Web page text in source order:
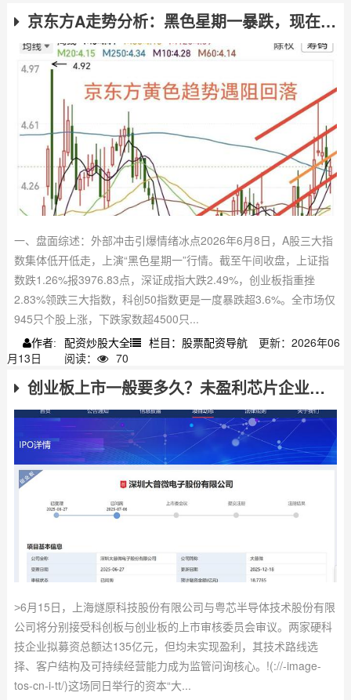
京东方A走势分析：黑色星期一暴跌，现在能抄底吗？
一、盘面综述：外部冲击引爆情绪冰点2026年6月8日，A股三大指
数集体低开低走，上演“黑色星期一”行情。截至午间收盘，上证指
数跌1.26%报3976.83点，深证成指大跌2.49%，创业板指重挫
2.83%领跌三大指数，科创50指数更是一度暴跌超3.6%。全市场仅
945只个股上涨，下跌家数超4500只...
作者: 配资炒股大全 栏目：股票配资导航
更新：2026年06
月13日
阅读： 70
创业板上市一般要多久？未盈利芯片企业上会审查核心看点
˃6月15日，上海燧原科技股份有限公司与粤芯半导体技术股份有限
公司将分别接受科创板与创业板的上市审核委员会审议。两家硬科
技企业拟募资总额达135亿元，但均未实现盈利，其技术路线选
择、客户结构及可持续经营能力成为监管问询核心。!(://-image-
tos-cn-i-tt/)这场同日举行的资本“大...